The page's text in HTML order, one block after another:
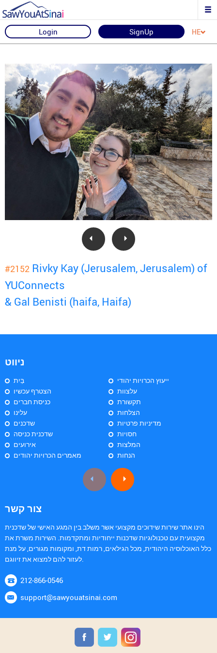
Login SignUp HE
#2152 Rivky Kay (Jerusalem, Jerusalem) of
YUConnects
& Gal Benisti (haifa, Haifa)
ניווט
בַּיִת
הצטרף עכשיו
כניסת חברים
עלינו
שדכנים
שדכנית כניסה
אירועים
מאמרים הכרויות יהודים
ייעוץ הכרויות יהודי
עלצוות
תקשורת
הצלחות
מדיניות פרטיות
חסויות
המלצות
הנחות
צור קשר
הינו אתר שירות שידוכים מקצועי אשר משלב בין המגע האישי של שדכנית
מקצועית עם טכנולוגיות שדכנות ייחודיות ומתקדמות. השירות משרת את
כלל האוכלוסיה היהודית, מכל הגילאים, רמות דת, ומקומות מגורים, על מנת
212-866-0546
support@sawyouatsinai.com